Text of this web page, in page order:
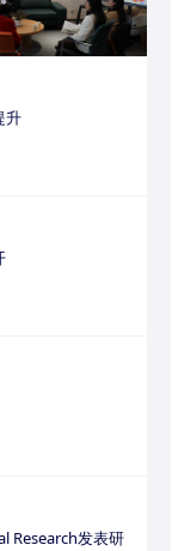
升
Research发表研